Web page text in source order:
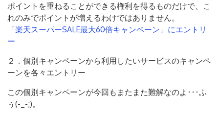
ポイントを重ねることができる権利を得るものだけで、こ
れのみでポイントが増えるわけではありません。
「楽天スーパーSALE最大60倍キャンペーン」にエントリ
ー
２．個別キャンペーンから利用したいサービスのキャンペ
ーンを各々エントリー
この個別キャンペーンが今回もまたまた難解なのよ･･･ふ
ぅ(-_-;)。